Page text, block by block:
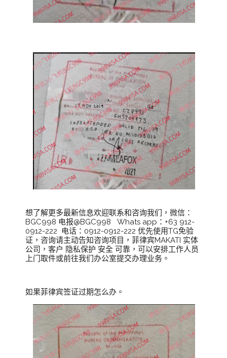
想了解更多最新信息欢迎联系和咨询我们，微信：
BGC998 电报@BGC998 Whats app：+63 912-
0912-222 电话：0912-0912-222 优先使用TG免验
证，咨询请主动告知咨询项目，菲律宾MAKATI 实体
公司，客户 隐私保护 安全 可靠，可以安排工作人员
上门取件或前往我们办公室提交办理业务。
如果菲律宾签证过期怎么办。